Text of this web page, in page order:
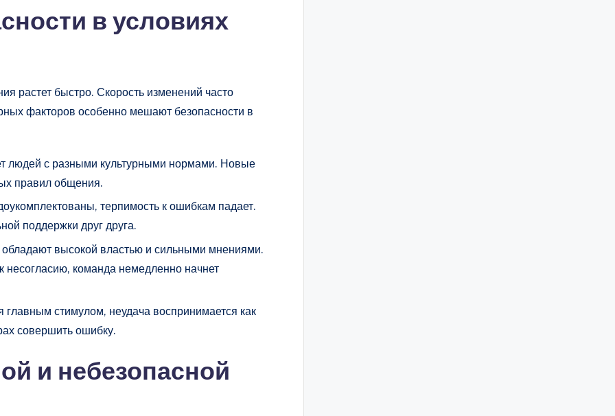
в условиях
растет быстро. Скорость изменений часто
факторов особенно мешают безопасности в
людей с разными культурными нормами. Новые
правил общения.
терпимость к ошибкам падает.
поддержки друг друга.
обладают высокой властью и сильными мнениями.
команда немедленно начнет
главным стимулом, неудача воспринимается как
совершить ошибку.
и небезопасной